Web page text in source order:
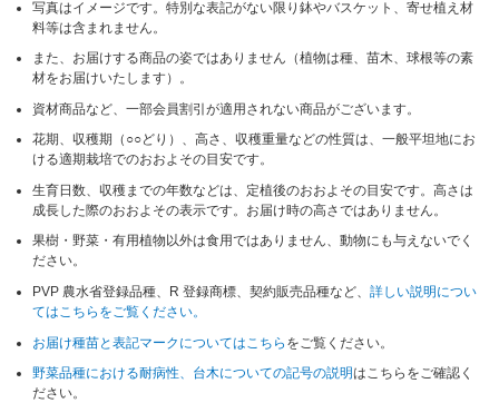
写真はイメージです。特別な表記がない限り鉢やバスケット、寄せ植え材
料等は含まれません。
また、お届けする商品の姿ではありません（植物は種、苗木、球根等の素
材をお届けいたします）。
資材商品など、一部会員割引が適用されない商品がございます。
花期、収穫期（○○どり）、高さ、収穫重量などの性質は、一般平坦地にお
ける適期栽培でのおおよその目安です。
生育日数、収穫までの年数などは、定植後のおおよその目安です。高さは
成長した際のおおよその表示です。お届け時の高さではありません。
果樹・野菜・有用植物以外は食用ではありません、動物にも与えないでく
ださい。
PVP 農水省登録品種、R 登録商標、契約販売品種など、詳しい説明につい
てはこちらをご覧ください。
お届け種苗と表記マークについてはこちら をご覧ください。
野菜品種における耐病性、台木についての記号の説明はこちらをご確認く
ださい。